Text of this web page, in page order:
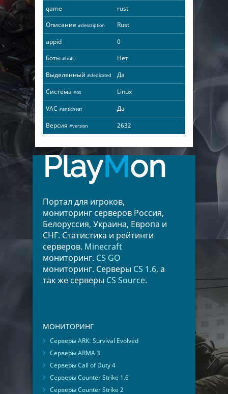
game
rust
Описание #description
Rust
appid
0
Боты #bots
Нет
Выделенный #dedicated
Да
Система #os
Linux
VAC #anticheat
Да
Версия #version 2632
PlayMon
Портал для игроков,
мониторинг серверов Россия,
Белоруссия, Украина, Европа и
СНГ. Статистика и рейтинги
серверов. Minecraft
мониторинг. CS GO
мониторинг. Серверы CS 1.6, а
так же серверы CS Source.
МОНИТОРИНГ
Серверы ARK: Survival Evolved
Серверы ARMA 3
Серверы Call of Duty 4
Серверы Counter Strike 1.6
Серверы Counter Strike 2